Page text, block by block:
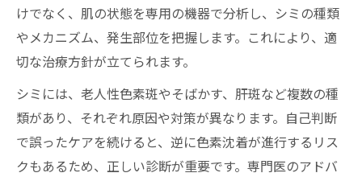
けでなく、肌の状態を専用の機器で分析し、シミの種類
やメカニズム、発生部位を把握します。これにより、適
切な治療方針が立てられます。
シミには、老人性色素斑やそばかす、肝斑など複数の種
類があり、それぞれ原因や対策が異なります。自己判断
で誤ったケアを続けると、逆に色素沈着が進行するリス
クもあるため、正しい診断が重要です。専門医のアドバ